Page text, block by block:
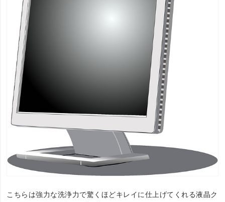
こちらは強力な洗浄力で驚くほどキレイに仕上げてくれる液晶ク